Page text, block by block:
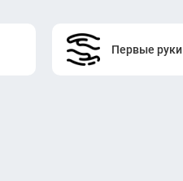
Первые руки